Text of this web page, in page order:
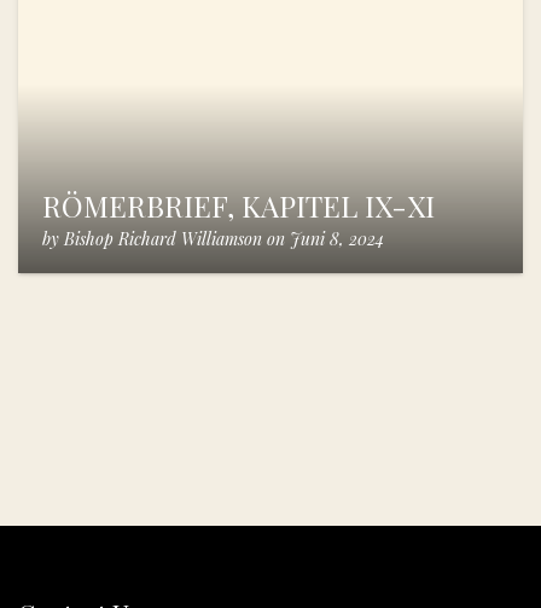
RÖMERBRIEF, KAPITEL IX-XI
by Bishop Richard Williamson on Juni 8, 2024